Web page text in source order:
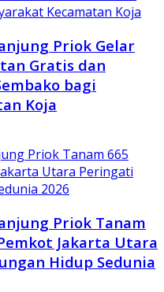
Priok Gelar
Gratis dan
bagi
Koja
Priok Tanam
Jakarta Utara
Hidup Sedunia